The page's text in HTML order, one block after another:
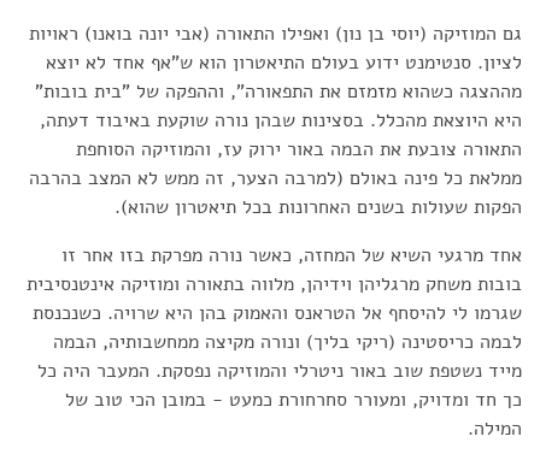
גם המוזיקה (יוסי בן נון) ואפילו התאורה (אבי יונה בואנו) ראויות
לציון. סנטימנט ידוע בעולם התיאטרון הוא ש"אף אחד לא יוצא
מההצגה כשהוא מזמזם את התפאורה", וההפקה של "בית בובות"
היא היוצאת מהכלל. בסצינות שבהן נורה שוקעת באיבוד דעתה,
התאורה צובעת את הבמה באור ירוק עז, והמוזיקה הסוחפת
ממלאת כל פינה באולם (למרבה הצער, זה ממש לא המצב בהרבה
הפקות שעולות בשנים האחרונות בכל תיאטרון שהוא).
אחד מרגעי השיא של המחזה, כאשר נורה מפרקת בזו אחר זו
בובות משחק מרגליהן וידיהן, מלווה בתאורה ומוזיקה אינטנסיבית
שגרמו לי להיסחף אל הטראנס והאמוק בהן היא שרויה. כשנכנסת
לבמה כריסטינה (ריקי בליך) ונורה מקיצה ממחשבותיה, הבמה
מייד נשטפת שוב באור ניטרלי והמוזיקה נפסקת. המעבר היה כל
כך חד ומדויק, ומעורר סחרחורת כמעט - במובן הכי טוב של
המילה.